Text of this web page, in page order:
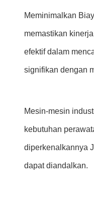
Meminimalkan
memastikan
efektif dalam
signifikan dengan
Mesin-mesin
kebutuhan
diperkenalkannya
dapat diandalkan.